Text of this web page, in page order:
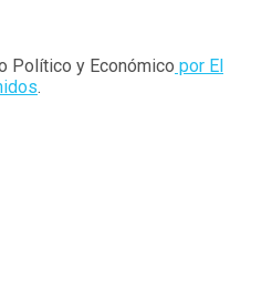
Político y Económico por El
.